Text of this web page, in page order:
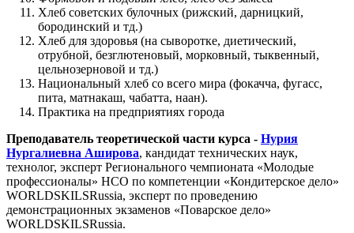
Хлеб советских булочных (рижский, дарницкий,
бородинский и тд.)
Хлеб для здоровья (на сыворотке, диетический,
отрубной, безглютеновый, морковный, тыквенный,
цельнозерновой и тд.)
Национальный хлеб со всего мира (фокачча, фугасс,
пита, матнакаш, чабатта, наан).
Практика на предприятиях города
Преподаватель теоретической части курса - Нурия
Нургалиевна Аширова, кандидат технических наук,
технолог, эксперт Регионального чемпионата «Молодые
профессионалы» НСО по компетенции «Кондитерское дело»
WORLDSKILSRussia, эксперт по проведению
демонстрационных экзаменов «Поварское дело»
WORLDSKILSRussia.